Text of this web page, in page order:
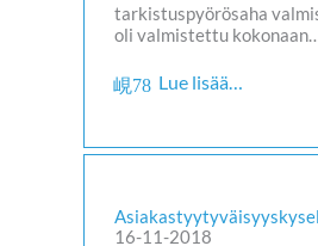
tarkistuspyörösaha
oli valmistettu
Lue lisää…
16-11-2018